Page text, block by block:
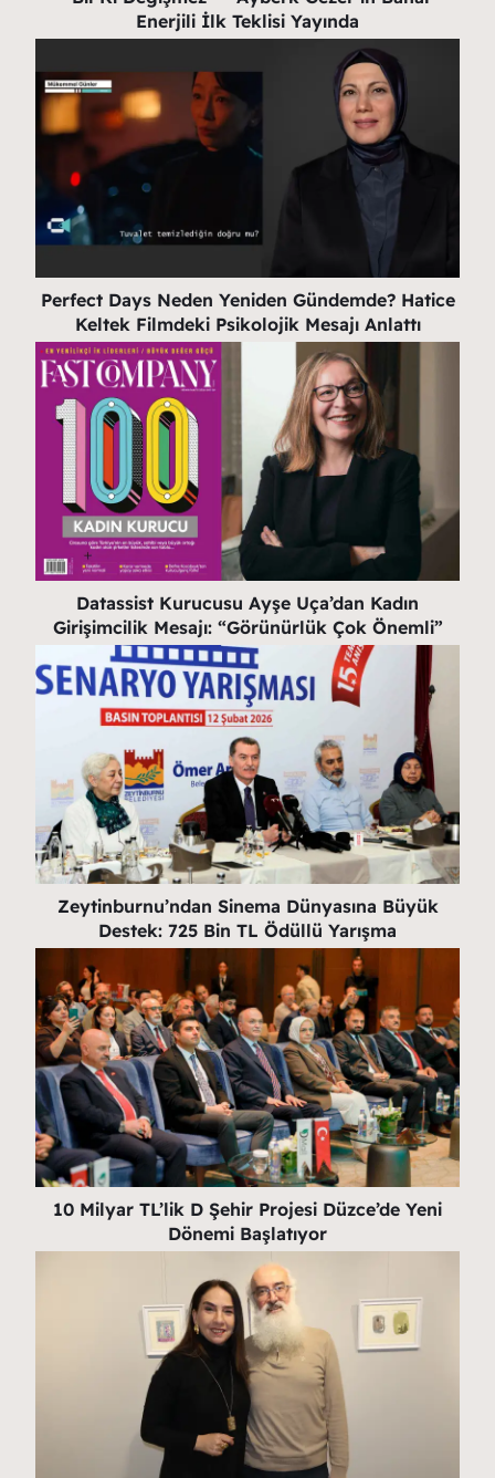
Enerjili İlk Teklisi Yayında
Perfect Days Neden Yeniden Gündemde? Hatice
Keltek Filmdeki Psikolojik Mesajı Anlattı
Datassist Kurucusu Ayşe Uça’dan Kadın
Girişimcilik Mesajı: “Görünürlük Çok Önemli”
Zeytinburnu’ndan Sinema Dünyasına Büyük
Destek: 725 Bin TL Ödüllü Yarışma
10 Milyar TL’lik D Şehir Projesi Düzce’de Yeni
Dönemi Başlatıyor